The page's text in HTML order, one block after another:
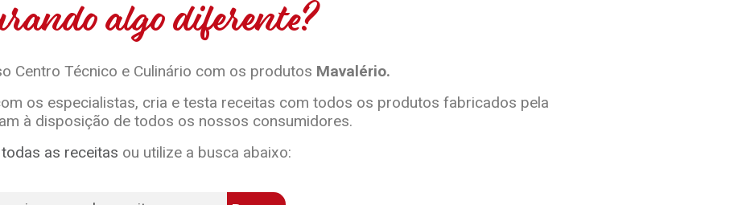
algo diferente?
Centro Técnico e Culinário com os produtos Mavalério.
os especialistas, cria e testa receitas com todos os produtos fabricados pela
à disposição de todos os nossos consumidores.
todas as receitas ou utilize a busca abaixo: